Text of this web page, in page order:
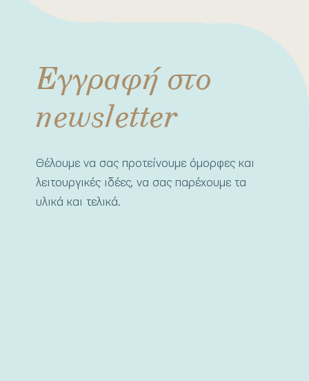
Εγγραφή στο
newsletter
Θέλουμε να σας προτείνουμε όμορφες και
λειτουργικές ιδέες, να σας παρέχουμε τα
υλικά και τελικά.